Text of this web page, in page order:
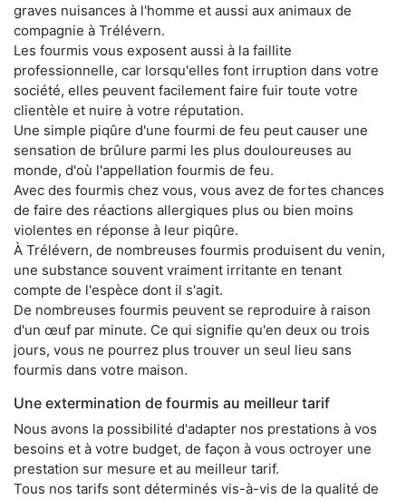
graves nuisances à l'homme et aussi aux animaux de
compagnie à Trélévern.
Les fourmis vous exposent aussi à la faillite
professionnelle, car lorsqu'elles font irruption dans votre
société, elles peuvent facilement faire fuir toute votre
clientèle et nuire à votre réputation.
Une simple piqûre d'une fourmi de feu peut causer une
sensation de brûlure parmi les plus douloureuses au
monde, d'où l'appellation fourmis de feu.
Avec des fourmis chez vous, vous avez de fortes chances
de faire des réactions allergiques plus ou bien moins
violentes en réponse à leur piqûre.
À Trélévern, de nombreuses fourmis produisent du venin,
une substance souvent vraiment irritante en tenant
compte de l'espèce dont il s'agit.
De nombreuses fourmis peuvent se reproduire à raison
d'un œuf par minute. Ce qui signifie qu'en deux ou trois
jours, vous ne pourrez plus trouver un seul lieu sans
fourmis dans votre maison.
Une extermination de fourmis au meilleur tarif
Nous avons la possibilité d'adapter nos prestations à vos
besoins et à votre budget, de façon à vous octroyer une
prestation sur mesure et au meilleur tarif.
Tous nos tarifs sont déterminés vis-à-vis de la qualité de